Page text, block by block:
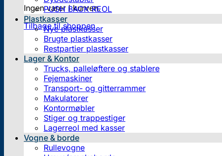
Ingen varer i kurven.
Tilbage til shoppen
PUSH BACK REOL
Plastkasser
Nye plastkasser
Brugte plastkasser
Restpartier plastkasser
Lager & Kontor
Trucks, palleløftere og stablere
Fejemaskiner
Transport- og gitterrammer
Makulatorer
Kontormøbler
Stiger og trappestiger
Lagerreol med kasser
Vogne & borde
Rullevogne